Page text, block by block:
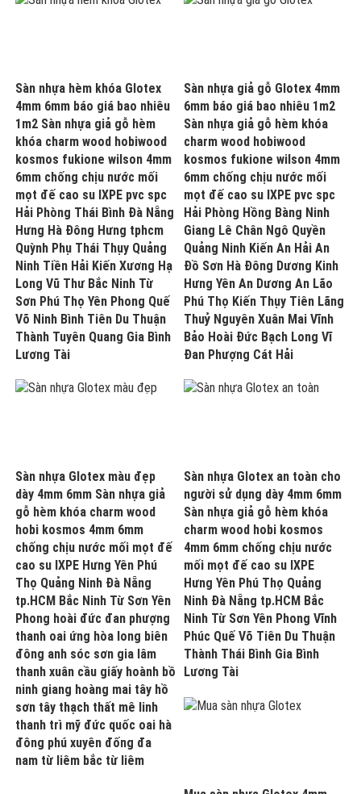
Sàn nhựa hèm khóa Glotex
4mm 6mm báo giá bao nhiêu
1m2 Sàn nhựa giả gỗ hèm
khóa charm wood hobiwood
kosmos fukione wilson 4mm
6mm chống chịu nước mối
mọt đế cao su IXPE pvc spc
Hải Phòng Thái Bình Đà Nẵng
Hưng Hà Đông Hưng tphcm
Quỳnh Phụ Thái Thụy Quảng
Ninh Tiền Hải Kiến Xương Hạ
Long Vũ Thư Bắc Ninh Từ
Sơn Phú Thọ Yên Phong Quế
Võ Ninh Bình Tiên Du Thuận
Thành Tuyên Quang Gia Bình
Lương Tài
Sàn nhựa giả gỗ Glotex 4mm
6mm báo giá bao nhiêu 1m2
Sàn nhựa giả gỗ hèm khóa
charm wood hobiwood
kosmos fukione wilson 4mm
6mm chống chịu nước mối
mọt đế cao su IXPE pvc spc
Hải Phòng Hồng Bàng Ninh
Giang Lê Chân Ngô Quyền
Quảng Ninh Kiến An Hải An
Đồ Sơn Hà Đông Dương Kinh
Hưng Yên An Dương An Lão
Phú Thọ Kiến Thụy Tiên Lãng
Thuỷ Nguyên Xuân Mai Vĩnh
Bảo Hoài Đức Bạch Long Vĩ
Đan Phượng Cát Hải
Sàn nhựa Glotex màu đẹp
dày 4mm 6mm Sàn nhựa giả
gỗ hèm khóa charm wood
hobi kosmos 4mm 6mm
chống chịu nước mối mọt đế
cao su IXPE Hưng Yên Phú
Thọ Quảng Ninh Đà Nẵng
tp.HCM Bắc Ninh Từ Sơn Yên
Phong hoài đức đan phượng
thanh oai ứng hòa long biên
đông anh sóc sơn gia lâm
thanh xuân cầu giấy hoành bồ
ninh giang hoàng mai tây hồ
sơn tây thạch thất mê linh
thanh trì mỹ đức quốc oai hà
đông phú xuyên đống đa
nam từ liêm bắc từ liêm
Sàn nhựa Glotex an toàn cho
người sử dụng dày 4mm 6mm
Sàn nhựa giả gỗ hèm khóa
charm wood hobi kosmos
4mm 6mm chống chịu nước
mối mọt đế cao su IXPE
Hưng Yên Phú Thọ Quảng
Ninh Đà Nẵng tp.HCM Bắc
Ninh Từ Sơn Yên Phong Vĩnh
Phúc Quế Võ Tiên Du Thuận
Thành Thái Bình Gia Bình
Lương Tài